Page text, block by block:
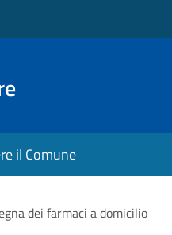
il Comune
dei farmaci a domicilio